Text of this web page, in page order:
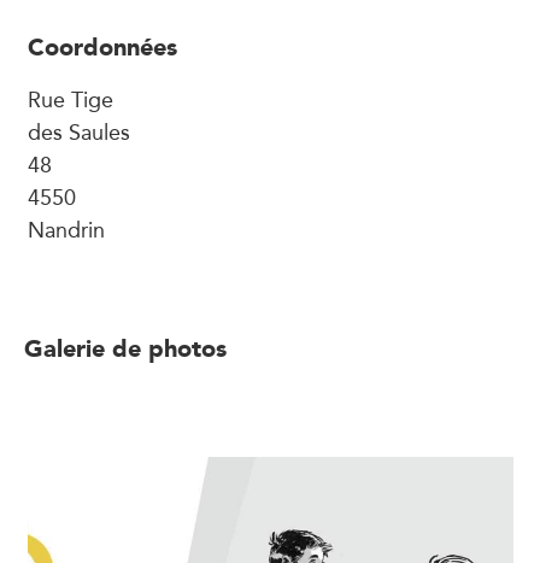
Coordonnées
Rue Tige
des Saules
48
4550
Nandrin
Galerie de photos